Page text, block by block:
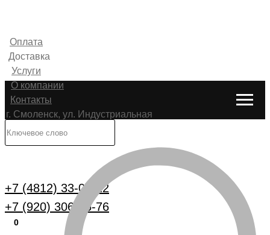
Оплата
Доставка
Услуги
О компании
Контакты
г. Смоленск, ул. Индустриальная
+7 (4812) 33-00-22
+7 (920) 306-25-76
0